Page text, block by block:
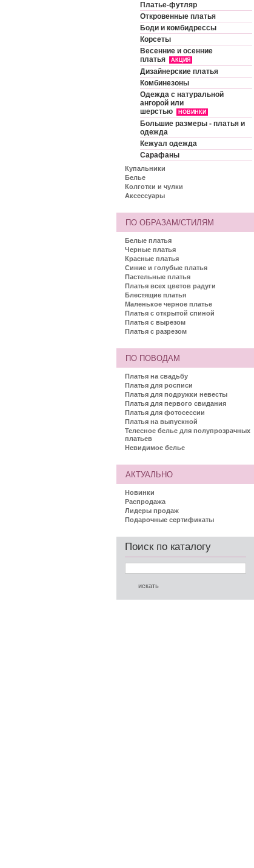
Платье-футляр
Откровенные платья
Боди и комбидрессы
Корсеты
Весенние и осенние
платья
АКЦИЯ
Дизайнерские платья
Комбинезоны
Одежда с натуральной
ангорой или
шерстью
НОВИНКИ
Большие размеры - платья и
одежда
Кежуал одежда
Сарафаны
Купальники
Белье
Колготки и чулки
Аксессуары
ПО ОБРАЗАМ/СТИЛЯМ
Белые платья
Черные платья
Красные платья
Синие и голубые платья
Пастельные платья
Платья всех цветов радуги
Блестящие платья
Маленькое черное платье
Платья с открытой спиной
Платья с вырезом
Платья с разрезом
ПО ПОВОДАМ
Платья на свадьбу
Платья для росписи
Платья для подружки невесты
Платья для первого свидания
Платья для фотосессии
Платья на выпускной
Телесное белье для полупрозрачных
платьев
Невидимое белье
АКТУАЛЬНО
Новинки
Распродажа
Лидеры продаж
Подарочные сертификаты
Поиск по каталогу